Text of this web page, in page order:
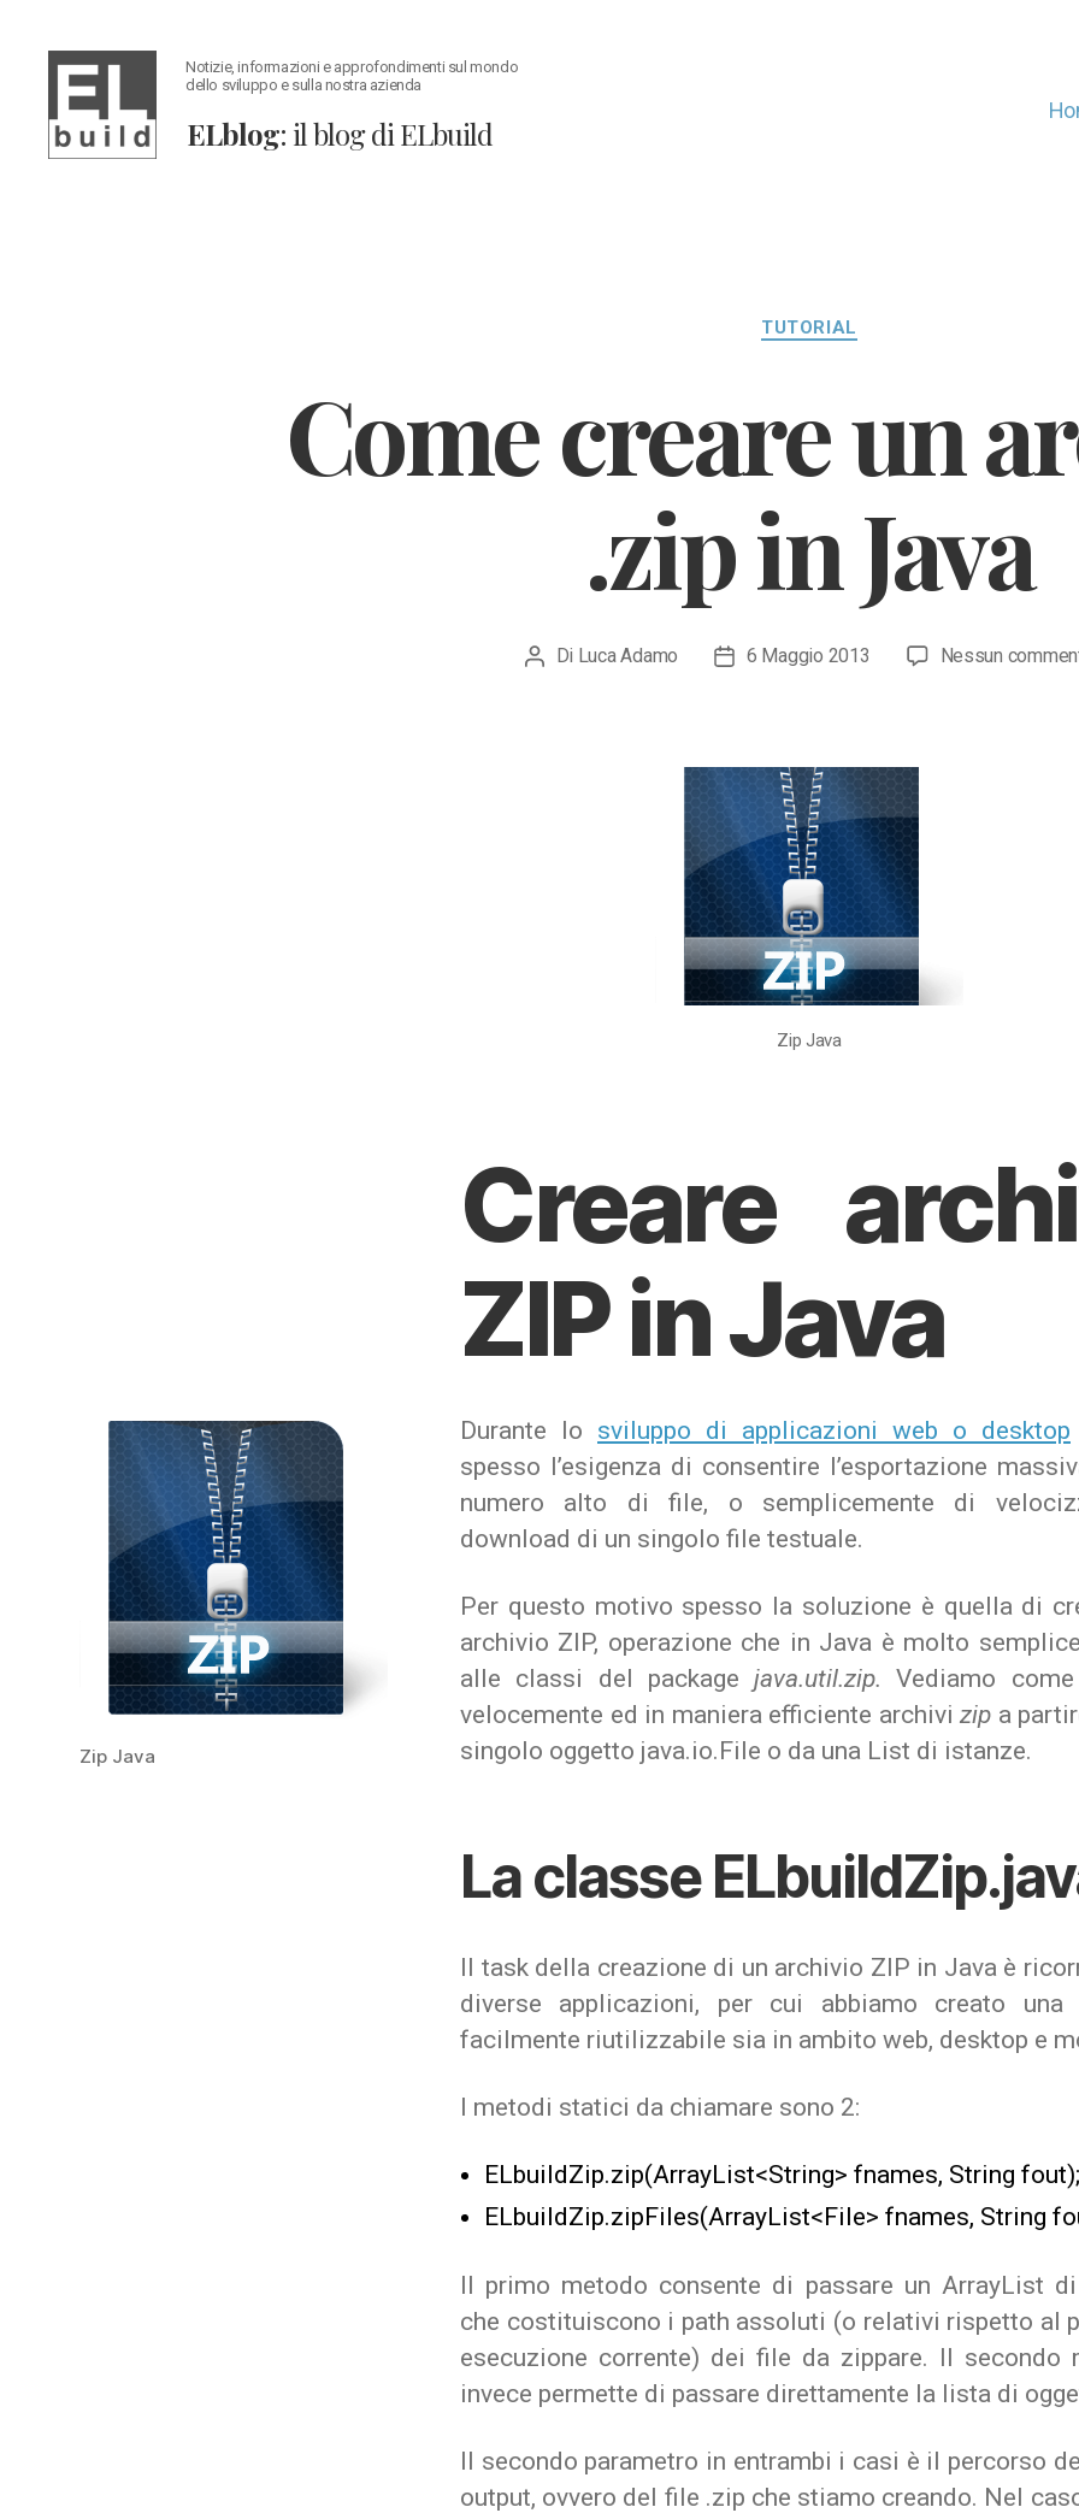
Notizie, informazioni e approfondimenti sul mondo
dello sviluppo e sulla nostra azienda
ELblog: il blog di ELbuild
Categorie
TUTORIAL
Come creare un
.zip in Java
Autore
Di Luca Adamo
Data6 Maggio 2013 Nessun
Zip Java
Creare
ZIP in Java
Zip Java
Durante lo sviluppo di applicazioni web o desktop
spesso l’esigenza di consentire l’esportazione
numero alto di file, o semplicemente di
download di un singolo file testuale.
Per questo motivo spesso la soluzione è quella di
archivio ZIP, operazione che in Java è molto
alle classi del packagejava.util.zip. Vediamo
velocemente ed in maniera efficiente archivi zip a
singolo oggetto java.io.File o da una List di istanze.
La classe
Il task della creazione di un archivio ZIP in Java è
diverse applicazioni, per cui abbiamo creato una
facilmente riutilizzabile sia in ambito web, desktop e
I metodi statici da chiamare sono 2:
ELbuildZip.zip(ArrayList<String> fnames, String fout);
ELbuildZip.zipFiles(ArrayList<File> fnames, String
Il primo metodo consente di passare un ArrayList
che costituiscono i path assoluti (o relativi rispetto al
esecuzione corrente) dei file da zippare. Il secondo
invece permette di passare direttamente la lista di
Il secondo parametro in entrambi i casi è il percorso
output, ovvero del file .zip che stiamo creando. Nel